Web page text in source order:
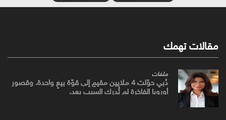
مقالات تهمك
ملفات
دُبي حوّلت 4 ملايين مقيمٍ إلى قوّة بيعٍ واحدة. وقصور
أوروبا الفاخرة لم تُدرك السبب بعد.